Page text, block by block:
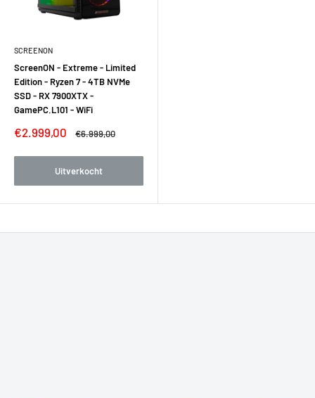
SCREENON
ScreenON - Extreme - Limited
Edition - Ryzen 7 - 4TB NVMe
SSD - RX 7900XTX -
GamePC.L101 - WiFi
Verkoopprijs
€2.999,00
Normale
€6.999,00
Uitverkocht